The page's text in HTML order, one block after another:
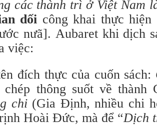
các thành trì ở Việt Nam
dối công khai thực
nưã]. Aubaret khi dịch
việc:
đích thực của cuốn sách:
thông suốt về
chi (Gia Định, nhiều chi
Hoài Đức, mà để “Dịch